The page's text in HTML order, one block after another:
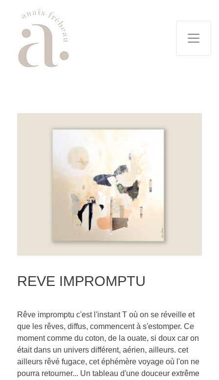
REVE IMPROMPTU
Rêve impromptu c'est l'instant T où on se réveille et
que les rêves, diffus, commencent à s'estomper. Ce
moment comme du coton, de la ouate, si doux car on
était dans un univers différent, aérien, ailleurs. cet
ailleurs rêvé fugace, cet éphémère voyage où l'on ne
pourra retourner... Un tableau d'une douceur extrême